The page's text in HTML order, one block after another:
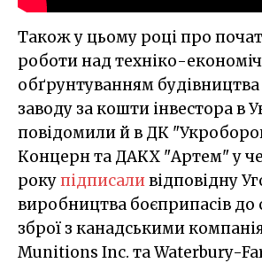
Також у цьому році про
роботи над техніко-
обґрунтуванням
заводу за кошти інвестора в
повідомили й в ДК
Концерн та ДАКХ "Артем" у
рокупідписаливідповідну
виробництва боєприпасів до
зброї з канадськими
Munitions Inc. та Waterbury-